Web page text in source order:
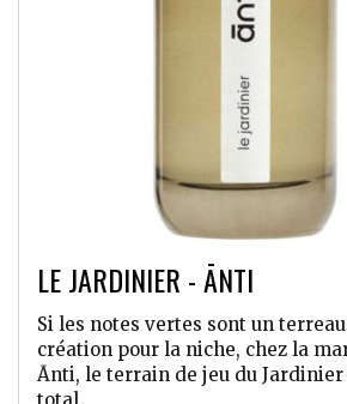
LE JARDINIER - ĀNTI
Si les notes vertes sont un
création pour la niche, chez la
Ānti, le terrain de jeu du
total.